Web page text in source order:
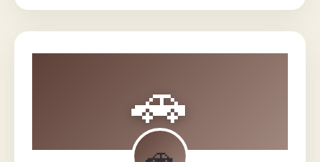
🚗